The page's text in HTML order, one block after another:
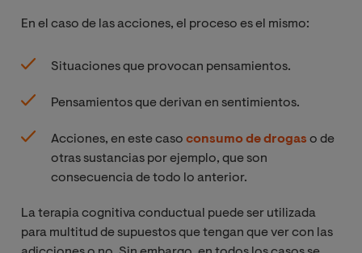
En el caso de las acciones, el proceso es el mismo:
Situaciones que provocan pensamientos.
Pensamientos que derivan en sentimientos.
Acciones, en este caso consumo de drogas o de
otras sustancias por ejemplo, que son
consecuencia de todo lo anterior.
La terapia cognitiva conductual puede ser utilizada
para multitud de supuestos que tengan que ver con las